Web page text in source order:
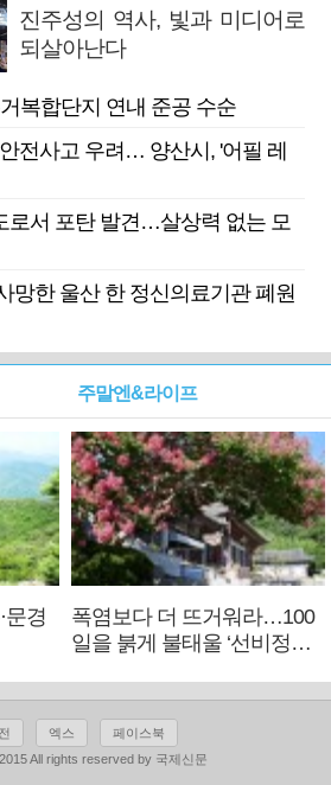
진주성의 역사, 빛과 미디어로
되살아난다
복합단지 연내 준공 수순
전사고 우려… 양산시, '어필 레
로서 포탄 발견…살상력 없는 모
망한 울산 한 정신의료기관 폐원
문경
주말엔&라이프
폭염보다 더 뜨거워라…100
일을 붉게 불태울 ‘선비정신’
엑스
페이스북
All rights reserved by 국제신문